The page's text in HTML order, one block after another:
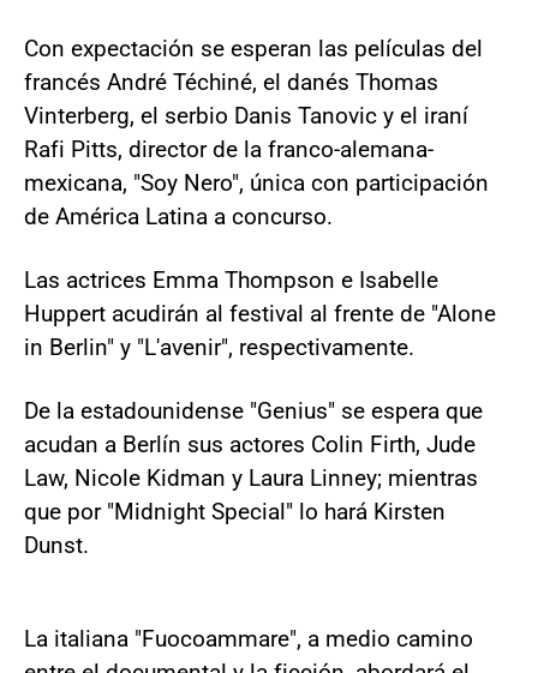
Con expectación se esperan las películas del
francés André Téchiné, el danés Thomas
Vinterberg, el serbio Danis Tanovic y el iraní
Rafi Pitts, director de la franco-alemana-
mexicana, "Soy Nero", única con participación
de América Latina a concurso.
Las actrices Emma Thompson e Isabelle
Huppert acudirán al festival al frente de "Alone
in Berlin" y "L'avenir", respectivamente.
De la estadounidense "Genius" se espera que
acudan a Berlín sus actores Colin Firth, Jude
Law, Nicole Kidman y Laura Linney; mientras
que por "Midnight Special" lo hará Kirsten
Dunst.
La italiana "Fuocoammare", a medio camino